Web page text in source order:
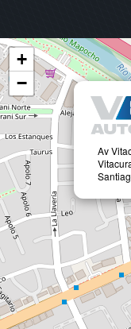
Av
+
−